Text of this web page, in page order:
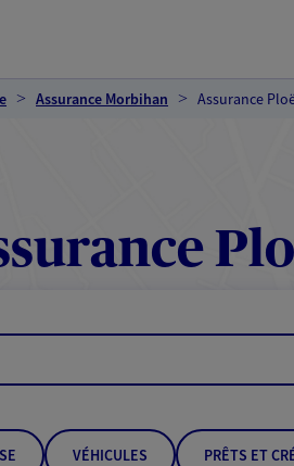
Assurance Morbihan Assurance
VÉHICULES PRÊTS ET